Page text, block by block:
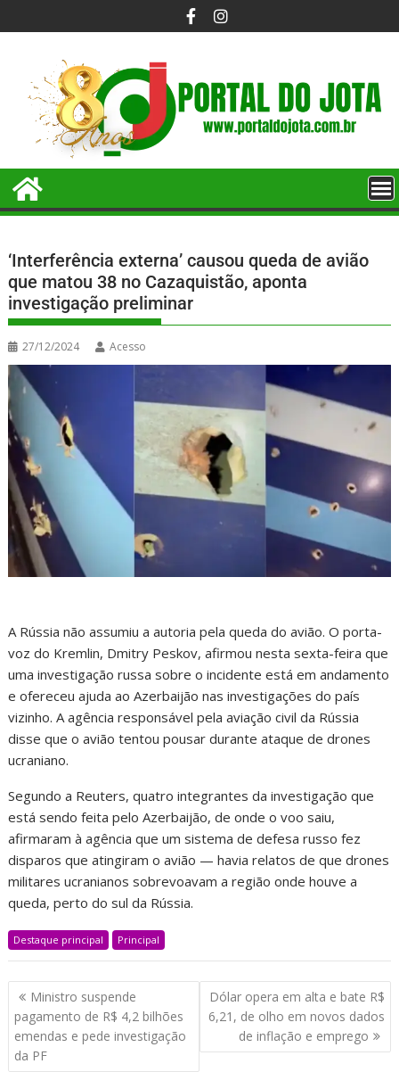
‘Interferência externa’ causou queda de avião
que matou 38 no Cazaquistão, aponta
investigação preliminar
27/12/2024 Acesso
A Rússia não assumiu a autoria pela queda do avião. O porta-
voz do Kremlin, Dmitry Peskov, afirmou nesta sexta-feira que
uma investigação russa sobre o incidente está em andamento
e ofereceu ajuda ao Azerbaijão nas investigações do país
vizinho. A agência responsável pela aviação civil da Rússia
disse que o avião tentou pousar durante ataque de drones
ucraniano.
Segundo a Reuters, quatro integrantes da investigação que
está sendo feita pelo Azerbaijão, de onde o voo saiu,
afirmaram à agência que um sistema de defesa russo fez
disparos que atingiram o avião — havia relatos de que drones
militares ucranianos sobrevoavam a região onde houve a
queda, perto do sul da Rússia.
Destaque principal Principal
Ministro suspende
pagamento de R$ 4,2 bilhões
emendas e pede investigação
da PF
Dólar opera em alta e bate R$
6,21, de olho em novos dados
de inflação e emprego